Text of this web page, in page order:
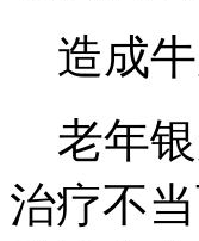
造成牛
老年银
治疗不